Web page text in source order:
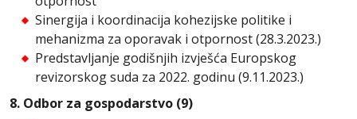
Sinergija i koordinacija kohezijske politike i
mehanizma za oporavak i otpornost (28.3.2023.)
Predstavljanje godišnjih izvješća Europskog
revizorskog suda za 2022. godinu (9.11.2023.)
8. Odbor za gospodarstvo (9)